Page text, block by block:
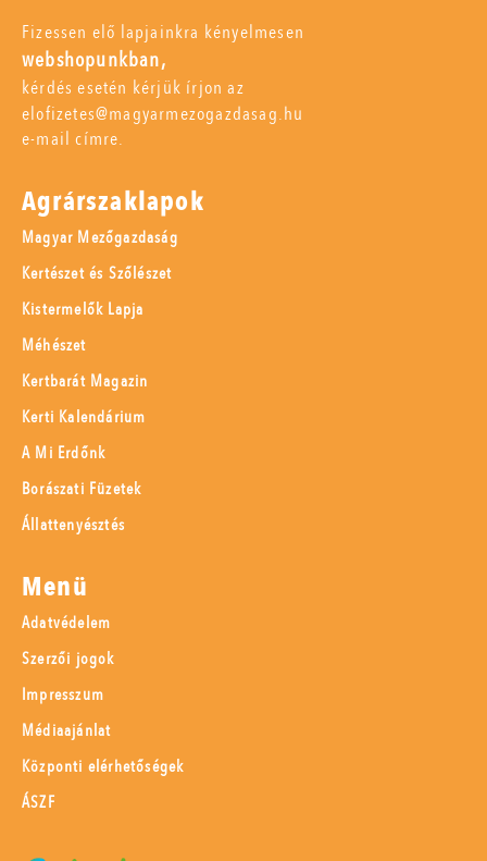
Fizessen elő lapjainkra kényelmesen
webshopunkban,
kérdés esetén kérjük írjon az
elofizetes@magyarmezogazdasag.hu
e-mail címre.
Agrárszaklapok
Magyar Mezőgazdaság
Kertészet és Szőlészet
Kistermelők Lapja
Méhészet
Kertbarát Magazin
Kerti Kalendárium
A Mi Erdőnk
Borászati Füzetek
Állattenyésztés
Menü
Adatvédelem
Szerzői jogok
Impresszum
Médiaajánlat
Központi elérhetőségek
ÁSZF